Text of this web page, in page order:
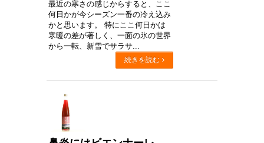
最近の寒さの感じからすると、ここ
何日かが今シーズン一番の冷え込み
かと思います。 特にここ何日かは
寒暖の差が著しく、一面の氷の世界
から一転、新雪でサラサ...
続きを読む